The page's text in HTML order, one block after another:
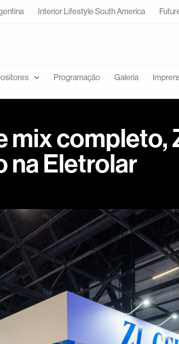
Interior Lifestyle South America
Programação Galeria
mix completo,
na Eletrolar